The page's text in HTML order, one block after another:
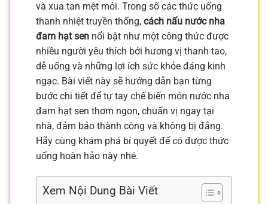
và xua tan mệt mỏi. Trong số các thức uống
thanh nhiệt truyền thống, cách nấu nước nha
đam hạt sen nổi bật như một công thức được
nhiều người yêu thích bởi hương vị thanh tao,
dễ uống và những lợi ích sức khỏe đáng kinh
ngạc. Bài viết này sẽ hướng dẫn bạn từng
bước chi tiết để tự tay chế biến món nước nha
đam hạt sen thơm ngon, chuẩn vị ngay tại
nhà, đảm bảo thành công và không bị đắng.
Hãy cùng khám phá bí quyết để có được thức
uống hoàn hảo này nhé.
Xem Nội Dung Bài Viết